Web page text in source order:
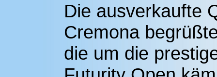
Die ausverkaufte
Cremona
die um die